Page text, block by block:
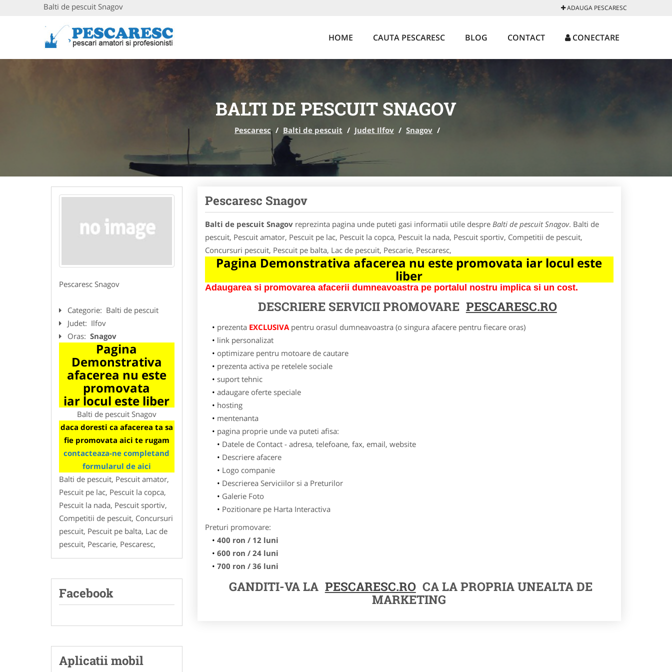
Balti de pescuit Snagov ADAUGA PESCARESC
HOME CAUTA PESCARESC BLOG CONTACT CONECTARE
BALTI DE PESCUIT SNAGOV
Pescaresc / Balti de pescuit / Judet Ilfov / Snagov /
Pescaresc Snagov
Categorie: Balti de pescuit
Judet: Ilfov
Oras: Snagov
Pagina
Demonstrativa
afacerea nu este
promovata
iar locul este liber
Balti de pescuit Snagov
daca doresti ca afacerea ta sa
fie promovata aici te rugam
contacteaza-ne completand
formularul de aici
Balti de pescuit, Pescuit amator,
Pescuit pe lac, Pescuit la copca,
Pescuit la nada, Pescuit sportiv,
Competitii de pescuit, Concursuri
pescuit, Pescuit pe balta, Lac de
pescuit, Pescarie, Pescaresc,
Facebook
Aplicatii mobil
Pescaresc Snagov
Balti de pescuit Snagovreprezinta pagina unde puteti gasi informatii utile despre Balti de pescuit Snagov. Balti de
pescuit, Pescuit amator, Pescuit pe lac, Pescuit la copca, Pescuit la nada, Pescuit sportiv, Competitii de pescuit,
Concursuri pescuit, Pescuit pe balta, Lac de pescuit, Pescarie, Pescaresc,
Pagina Demonstrativa afacerea nu este promovata iar locul este
liber
Adaugarea si promovarea afacerii dumneavoastra pe portalul nostru implica si un cost.
DESCRIERE SERVICII PROMOVARE PESCARESC.RO
prezenta EXCLUSIVApentru orasul dumneavoastra (o singura afacere pentru fiecare oras)
link personalizat
optimizare pentru motoare de cautare
prezenta activa pe retelele sociale
suport tehnic
adaugare oferte speciale
hosting
mentenanta
pagina proprie unde va puteti afisa:
Datele de Contact - adresa, telefoane, fax, email, website
Descriere afacere
Logo companie
Descrierea Serviciilor si a Preturilor
Galerie Foto
Pozitionare pe Harta Interactiva
Preturi promovare:
400 ron / 12 luni
600 ron / 24 luni
700 ron / 36 luni
GANDITI-VA LA PESCARESC.RO CA LA PROPRIA UNEALTA DE
MARKETING